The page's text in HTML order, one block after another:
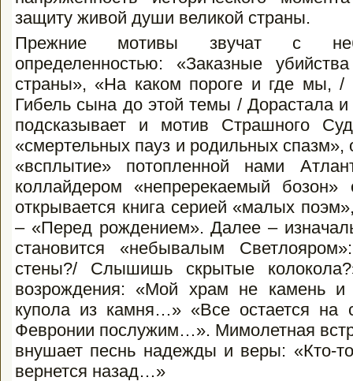
защиту живой души великой страны.
Прежние мотивы звучат с
определенностью: «Заказные
страны», «На каком пороге и где мы,
Гибель сына до этой темы / Дорастала
подсказывает и мотив Страшного
«смертельных пауз и родильных
«всплытие» потопленной нами
коллайдером «непререкаемый бозон»
открывается книга серией «малых
– «Перед рождением». Далее –
становится «небывалым
стены?/ Слышишь скрытые
возрождения: «Мой храм не камень
купола из камня…» «Все остается
Февронии послужим…». Мимолетная
внушает песнь надежды и веры: «Кто-
вернется назад…»